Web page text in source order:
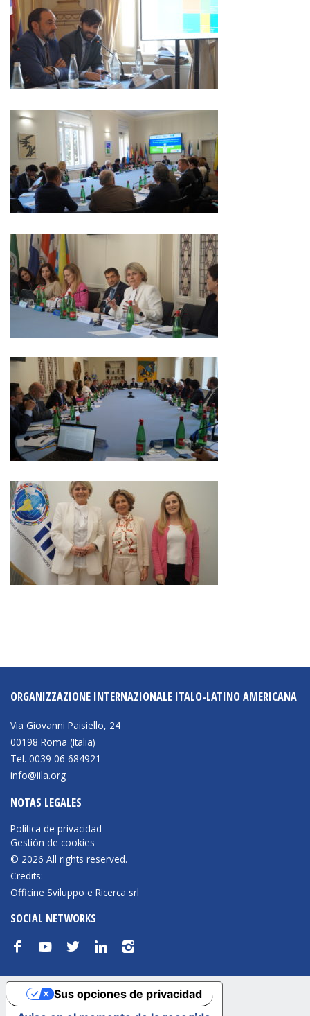
ORGANIZZAZIONE INTERNAZIONALE ITALO-LATINO AMERICANA
Via Giovanni Paisiello, 24
00198 Roma (Italia)
Tel. 0039 06 684921
info@iila.org
NOTAS LEGALES
Política de privacidad
Gestión de cookies
© 2026 All rights reserved.
Credits:
Officine Sviluppo e Ricerca srl
SOCIAL NETWORKS
f y t n i
Sus opciones de privacidad